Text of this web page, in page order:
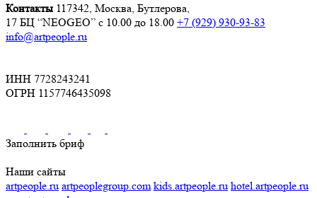
Контакты 117342, Москва, Бутлерова,
17 БЦ “NEOGEO” с 10.00 до 18.00 +7 (929) 930-93-83
info@artpeople.ru
ИНН 7728243241
ОГРН 1157746435098
Заполнить бриф
Наши сайты
artpeople.ru artpeoplegroup.com kids.artpeople.ru hotel.artpeople.ru